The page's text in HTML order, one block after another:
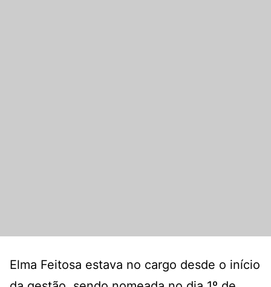
Elma Feitosa estava no cargo desde o início